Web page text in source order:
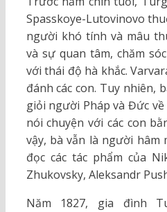
Spasskoye-Lutovinovo
người khó tính và mâu
và sự quan tâm, chăm
với thái độ hà khắc.
đánh các con. Tuy nhiên,
giỏi người Pháp và Đức về
nói chuyện với các con
vậy, bà vẫn là người hâm
đọc các tác phẩm của
Zhukovsky, Aleksandr
Năm 1827, gia đình